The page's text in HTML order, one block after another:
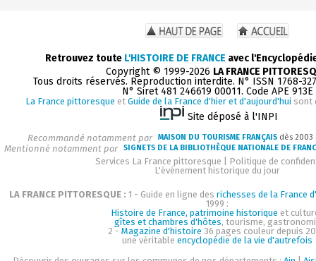
Retrouvez toute L'HISTOIRE DE FRANCE avec
Copyright © 1999-2026 LA FRANCE
Tous droits réservés. Reproduction interdite. N° ISSN 1768-
N° Siret 481 246619 00011. Code APE 913E
La France pittoresque et Guide de la France d'hier et d'aujourd'hui sont
Site déposé à l'INPI
Recommandé notamment par MAISON DU TOURISME FRANÇAIS dès
Mentionné notamment par SIGNETS DE LA BIBLIOTHÈQUE NATIONALE DE
Services La France pittoresque
Politique de
L'événement historique du jour
LA FRANCE PITTORESQUE : 1 - Guide en ligne des richesses de la France
1999 :
Histoire de France, patrimoine historique et
gîtes et chambres d'hôtes, tourisme,
2 - Magazine d'histoire 36 pages couleur depuis
une véritable encyclopédie de la vie d'autrefois